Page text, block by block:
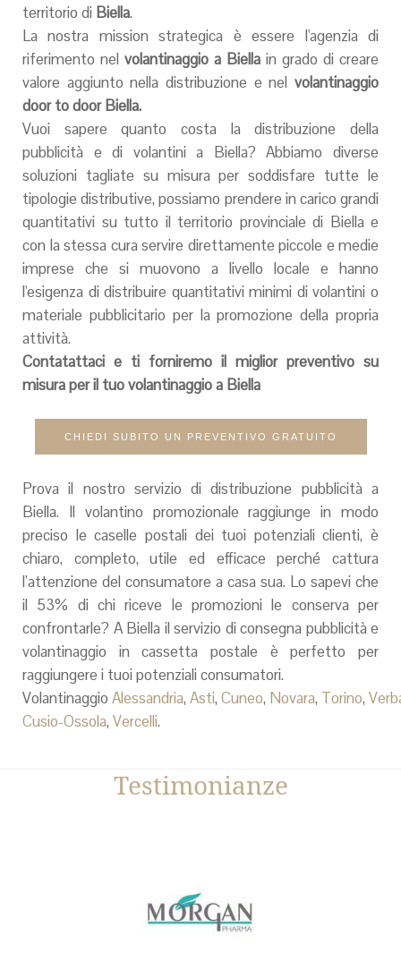
territorio di Biella.
La nostra mission strategica è essere l'agenzia di
riferimento nel volantinaggio a Biella in grado di creare
valore aggiunto nella distribuzione e nel volantinaggio
door to doorBiella.
Vuoi sapere quanto costa la distribuzione della
pubblicità e di volantini a Biella? Abbiamo diverse
soluzioni tagliate su misura per soddisfare tutte le
tipologie distributive, possiamo prendere in carico grandi
quantitativi su tutto il territorio provinciale di Biella e
con la stessa cura servire direttamente piccole e medie
imprese che si muovono a livello locale e hanno
l'esigenza di distribuire quantitativi minimi di volantini o
materiale pubblicitario per la promozione della propria
attività.
Contatattaci e ti forniremo il miglior preventivo su
misura per il tuo volantinaggio a Biella
CHIEDI SUBITO UN PREVENTIVO GRATUITO
Prova il nostro servizio di distribuzione pubblicità a
Biella. Il volantino promozionale raggiunge in modo
preciso le caselle postali dei tuoi potenziali clienti, è
chiaro, completo, utile ed efficace perché cattura
l’attenzione del consumatore a casa sua. Lo sapevi che
il 53% di chi riceve le promozioni le conserva per
confrontarle? A Biella il servizio di consegna pubblicità e
volantinaggio in cassetta postale è perfetto per
raggiungere i tuoi potenziali consumatori.
Volantinaggio Alessandria, Asti, Cuneo, Novara, Torino,
Cusio-Ossola, Vercelli.
Testimonianze